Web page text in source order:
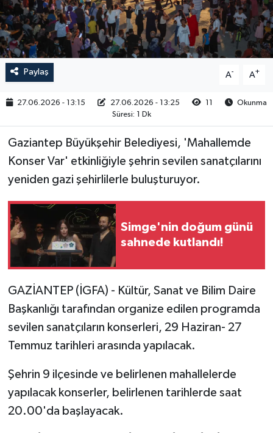
Paylaş A- A+
27.06.2026 - 13:15 27.06.2026 - 13:25 11
Okunma
Süresi: 1 Dk
Gaziantep Büyükşehir Belediyesi, 'Mahallemde
Konser Var' etkinliğiyle şehrin sevilen sanatçılarını
yeniden gazi şehirlilerle buluşturuyor.
Simge'nin doğum günü
sahnede kutlandı!
GAZİANTEP (İGFA) - Kültür, Sanat ve Bilim Daire
Başkanlığı tarafından organize edilen programda
sevilen sanatçıların konserleri, 29 Haziran- 27
Temmuz tarihleri arasında yapılacak.
Şehrin 9 ilçesinde ve belirlenen mahallelerde
yapılacak konserler, belirlenen tarihlerde saat
20.00'da başlayacak.
RESMİ İLAN